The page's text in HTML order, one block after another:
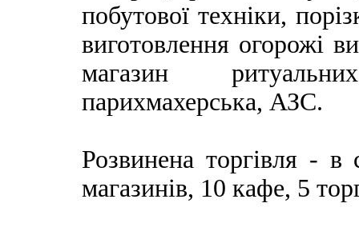
побутової техніки,
виготовлення огорожі
магазин
парихмахерська, АЗС.
Розвинена торгівля - в
магазинів, 10 кафе, 5